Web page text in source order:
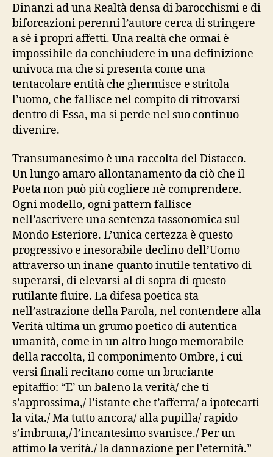
Dinanzi ad una Realtà densa di barocchismi e di
biforcazioni perenni l’autore cerca di stringere
a sè i propri affetti. Una realtà che ormai è
impossibile da conchiudere in una definizione
univoca ma che si presenta come una
tentacolare entità che ghermisce e stritola
l’uomo, che fallisce nel compito di ritrovarsi
dentro di Essa, ma si perde nel suo continuo
divenire.
Transumanesimo è una raccolta del Distacco.
Un lungo amaro allontanamento da ciò che il
Poeta non può più cogliere nè comprendere.
Ogni modello, ogni pattern fallisce
nell’ascrivere una sentenza tassonomica sul
Mondo Esteriore. L’unica certezza è questo
progressivo e inesorabile declino dell’Uomo
attraverso un inane quanto inutile tentativo di
superarsi, di elevarsi al di sopra di questo
rutilante fluire. La difesa poetica sta
nell’astrazione della Parola, nel contendere alla
Verità ultima un grumo poetico di autentica
umanità, come in un altro luogo memorabile
della raccolta, il componimento Ombre, i cui
versi finali recitano come un bruciante
epitaffio: “E’ un baleno la verità/ che ti
s’approssima,/ l’istante che t’afferra/ a ipotecarti
la vita./ Ma tutto ancora/ alla pupilla/ rapido
s’imbruna,/ l’incantesimo svanisce./ Per un
attimo la verità./ la dannazione per l’eternità.”